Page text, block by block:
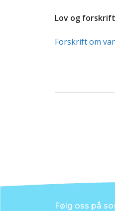
Lov og forskrift
Forskrift om
Følg oss på